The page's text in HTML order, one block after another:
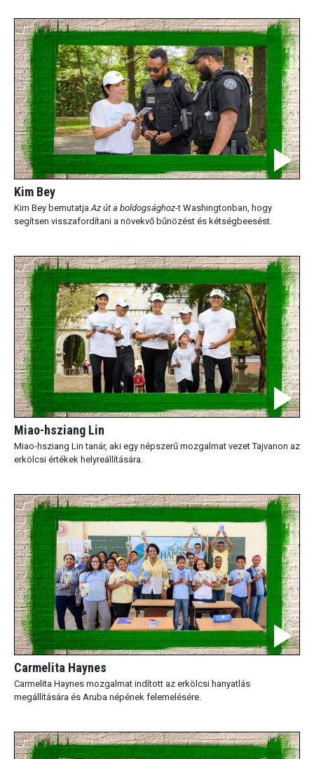
Kim Bey
Kim Bey bemutatjaAz út a boldogsághoz-t Washingtonban, hogy
segítsen visszafordítani a növekvő bűnözést és kétségbeesést.
Miao-hsziang Lin
Miao-hsziang Lin tanár, aki egy népszerű mozgalmat vezet Tajvanon az
erkölcsi értékek helyreállítására.
Carmelita Haynes
Carmelita Haynes mozgalmat indított az erkölcsi hanyatlás
megállítására és Aruba népének felemelésére.